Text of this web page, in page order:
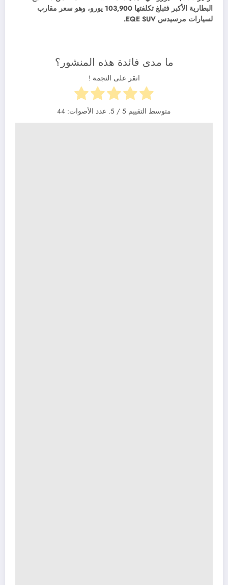
البطارية الأكبر فتبلغ تكلفتها 103,900 يورو، وهو سعر مقارب
لسيارات مرسيدس EQE SUV.
ما مدى فائدة هذه المنشور؟
انقر على النجمة !
متوسط التقييم 5 / 5. عدد الأصوات: 44